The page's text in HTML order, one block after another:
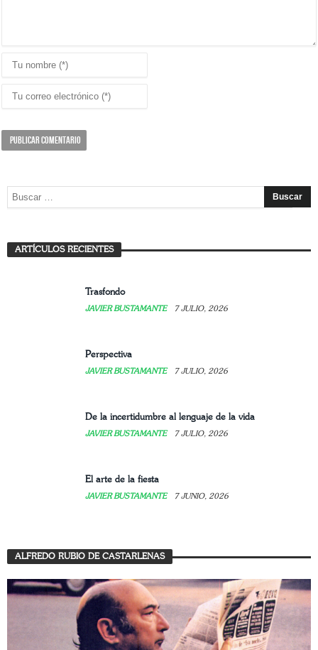
ARTÍCULOS RECIENTES
JAVIER BUSTAMANTE 7 JULIO, 2026
Trasfondo
JAVIER BUSTAMANTE 7 JULIO, 2026
Perspectiva
JAVIER BUSTAMANTE 7 JULIO, 2026
De la incertidumbre al lenguaje de la vida
JAVIER BUSTAMANTE 7 JULIO, 2026
El arte de la fiesta
JAVIER BUSTAMANTE 7 JUNIO, 2026
ALFREDO RUBIO DE CASTARLENAS